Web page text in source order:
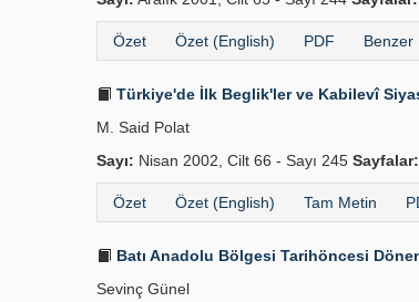
Özet Özet (English) PDF Benzer
Türkiye'de İlk Beglik'ler ve Kabilevî
M. Said Polat
Sayı: Nisan 2002, Cilt 66 - Sayı 245 Sayfalar:
Özet Özet (English) Tam Metin
Batı Anadolu Bölgesi Tarihöncesi
Sevinç Günel